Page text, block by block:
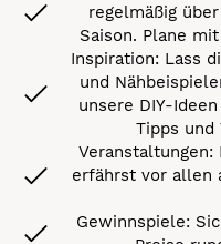
regelmäßig
Saison. Plane
Inspiration: Lass
und
unsere DIY-
Tipps und
Veranstaltungen:
erfährst vor allen
Gewinnspiele: